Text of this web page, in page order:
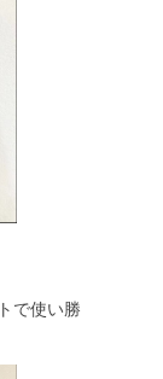
で使い勝